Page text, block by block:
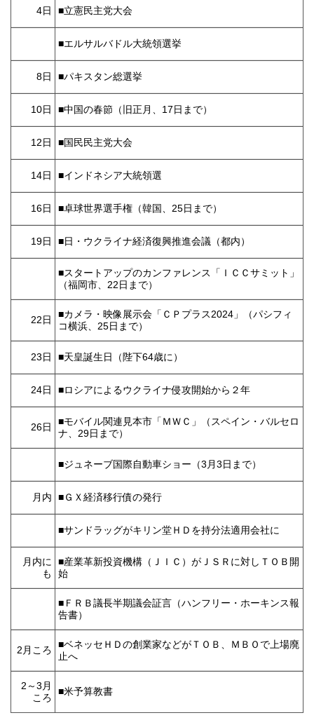
4日 ■立憲民主党大会
■エルサルバドル大統領選挙
8日 ■パキスタン総選挙
10日 ■中国の春節（旧正月、17日まで）
12日 ■国民民主党大会
14日 ■インドネシア大統領選
16日 ■卓球世界選手権（韓国、25日まで）
19日 ■日・ウクライナ経済復興推進会議（都内）
■スタートアップのカンファレンス「ＩＣＣサミット」
（福岡市、22日まで）
22日
■カメラ・映像展示会「ＣＰプラス2024」（パシフィ
コ横浜、25日まで）
23日 ■天皇誕生日（陛下64歳に）
24日 ■ロシアによるウクライナ侵攻開始から２年
26日 ■モバイル関連見本市「ＭＷＣ」
（スペイン・バルセロ
ナ、29日まで）
■ジュネーブ国際自動車ショー（3月3日まで）
月内 ■ＧＸ経済移行債の発行
■サンドラッグがキリン堂ＨＤを持分法適用会社に
月内に
も
■産業革新投資機構（ＪＩＣ）がＪＳＲに対しＴＯＢ開
始
■ＦＲＢ議長半期議会証言（ハンフリー・ホーキンス報
告書）
2月ころ
■ベネッセＨＤの創業家などがＴＯＢ、ＭＢＯで上場廃
止へ
2～3月
ころ
■米予算教書